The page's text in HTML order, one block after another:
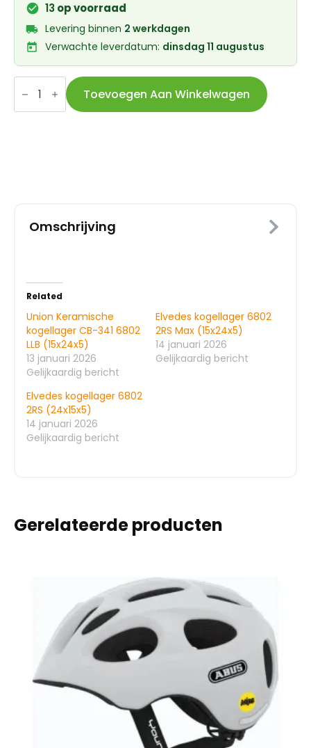
13 op voorraad
Levering binnen 2 werkdagen
Verwachte leverdatum: dinsdag 11 augustus
Union
Kogellager
081
Toevoegen Aan Winkelwagen
Omschrijving
Related
Union Keramische
kogellager CB-341 6802
LLB (15x24x5)
13 januari 2026
Gelijkaardig bericht
Elvedes kogellager 6802
2RS Max (15x24x5)
14 januari 2026
Gelijkaardig bericht
Elvedes kogellager 6802
2RS (24x15x5)
14 januari 2026
Gelijkaardig bericht
Gerelateerde producten